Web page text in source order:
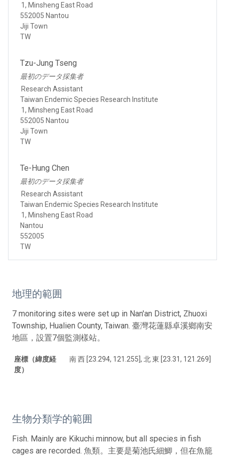
1, Minsheng East Road
552005 Nantou
Jiji Town
TW
Tzu-Jung Tseng
最初のデータ採集者
Research Assistant
Taiwan Endemic Species Research Institute
1, Minsheng East Road
552005 Nantou
Jiji Town
TW
Te-Hung Chen
最初のデータ採集者
Research Assistant
Taiwan Endemic Species Research Institute
1, Minsheng East Road
Nantou
552005
TW
地理的範囲
7 monitoring sites were set up in Nan'an District, Zhuoxi
Township, Hualien County, Taiwan. 臺灣花蓮縣卓溪鄉南安
地區，設置7個監測樣站。
座標（緯度経
度）
南 西 [23.294, 121.255], 北 東 [23.31, 121.269]
生物分類学的範囲
Fish. Mainly are Kikuchi minnow, but all species in fish
cages are recorded. 魚類。主要是菊池氏細鯽，但在魚籠